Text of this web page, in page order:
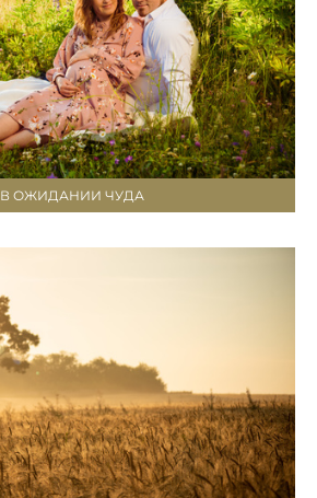
В ОЖИДАНИИ ЧУДА